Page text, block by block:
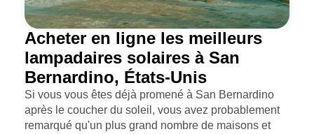
Acheter en ligne les meilleurs
lampadaires solaires à San
Bernardino, États-Unis
Si vous vous êtes déjà promené à San Bernardino
après le coucher du soleil, vous avez probablement
remarqué qu'un plus grand nombre de maisons et